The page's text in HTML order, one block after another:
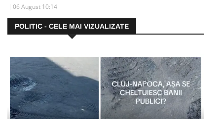
06 August 10:14
POLITIC - CELE MAI VIZUALIZATE